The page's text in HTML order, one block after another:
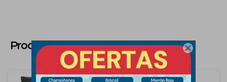

Productos que te pueden interesar